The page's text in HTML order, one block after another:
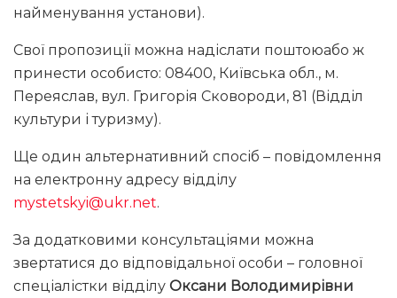
найменування установи).
Свої пропозиції можна надіслати поштоюабо ж
принести особисто: 08400, Київська обл., м.
Переяслав, вул. Григорія Сковороди, 81 (Відділ
культури і туризму).
Ще один альтернативний спосіб – повідомлення
на електронну адресу відділу
mystetskyi@ukr.net.
За додатковими консультаціями можна
звертатися до відповідальної особи – головної
спеціалістки відділу Оксани Володимирівни